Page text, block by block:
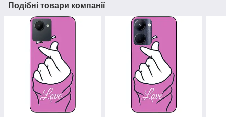
Подібні товари компанії